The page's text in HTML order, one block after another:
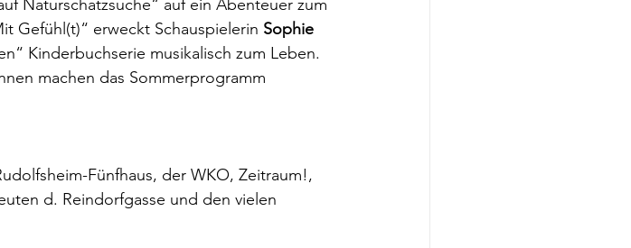
Naturschatzsuche“ auf ein Abenteuer zum
Gefühl(t)“ erweckt Schauspielerin Sophie
Kinderbuchserie musikalisch zum Leben.
machen das Sommerprogramm
Fünfhaus, der WKO, Zeitraum!,
d. Reindorfgasse und den vielen